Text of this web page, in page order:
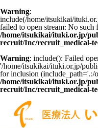
Warning:
include(/home/itsukikai/
failed to open stream: No such
/home/itsukikai/ituki.or.jp/
recruit/Inc/recruit_medical-
Warning: include(): Failed
'/home/itsukikai/ituki.or.jp/
for inclusion (include_path='.:/
/home/itsukikai/ituki.or.jp/
recruit/Inc/recruit_medical-